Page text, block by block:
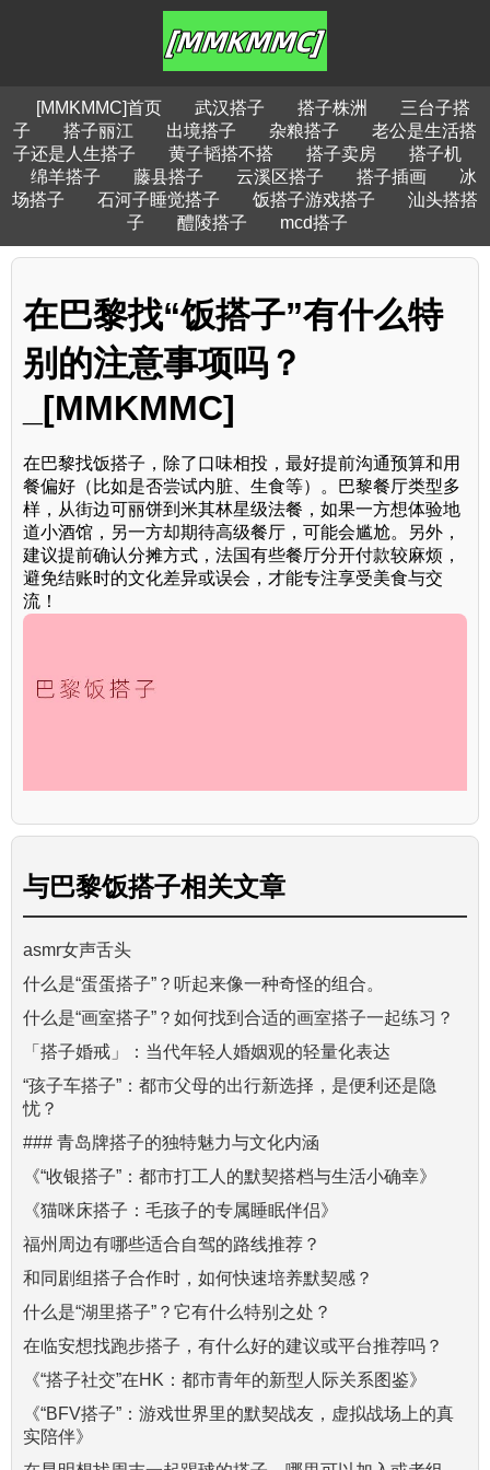
[MMKMMC]首页 武汉搭子 搭子株洲
三台子搭
子
搭子丽江 出境搭子 杂粮搭子
老公是生活搭
子还是人生搭子
黄子韬搭不搭 搭子卖房
搭子机
绵羊搭子
藤县搭子 云溪区搭子 搭子插画
冰
场搭子
石河子睡觉搭子 饭搭子游戏搭子
汕头搭搭
子
醴陵搭子 mcd搭子
在巴黎找“饭搭子”有什么特
别的注意事项吗？
_[MMKMMC]
在巴黎找饭搭子，除了口味相投，最好提前沟通预算和用
餐偏好（比如是否尝试内脏、生食等）。巴黎餐厅类型多
样，从街边可丽饼到米其林星级法餐，如果一方想体验地
道小酒馆，另一方却期待高级餐厅，可能会尴尬。另外，
建议提前确认分摊方式，法国有些餐厅分开付款较麻烦，
避免结账时的文化差异或误会，才能专注享受美食与交
流！
与巴黎饭搭子相关文章
asmr女声舌头
什么是“蛋蛋搭子”？听起来像一种奇怪的组合。
什么是“画室搭子”？如何找到合适的画室搭子一起练习？
「搭子婚戒」：当代年轻人婚姻观的轻量化表达
“孩子车搭子”：都市父母的出行新选择，是便利还是隐
忧？
### 青岛牌搭子的独特魅力与文化内涵
《“收银搭子”：都市打工人的默契搭档与生活小确幸》
《猫咪床搭子：毛孩子的专属睡眠伴侣》
福州周边有哪些适合自驾的路线推荐？
和同剧组搭子合作时，如何快速培养默契感？
什么是“湖里搭子”？它有什么特别之处？
在临安想找跑步搭子，有什么好的建议或平台推荐吗？
《“搭子社交”在HK：都市青年的新型人际关系图鉴》
《“BFV搭子”：游戏世界里的默契战友，虚拟战场上的真
实陪伴》